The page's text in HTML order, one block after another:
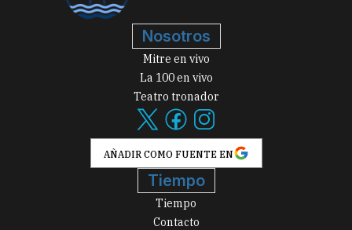
Nosotros
Mitre en vivo
La 100 en vivo
Teatro tronador
AÑADIR COMO FUENTE EN
Tiempo
Tiempo
Contacto